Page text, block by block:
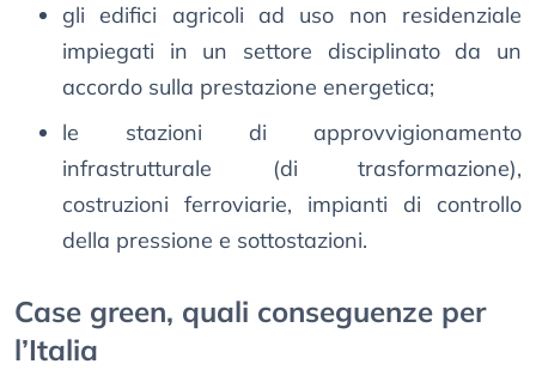
gli edifici agricoli ad uso non residenziale
impiegati in un settore disciplinato da un
accordo sulla prestazione energetica;
le stazioni di approvvigionamento
infrastrutturale (di trasformazione),
costruzioni ferroviarie, impianti di controllo
della pressione e sottostazioni.
Case green, quali conseguenze per
l’Italia